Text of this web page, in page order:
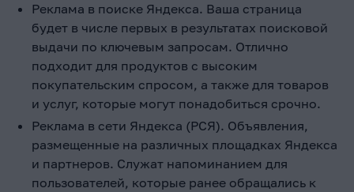
Реклама в поиске Яндекса. Ваша страница
будет в числе первых в результатах поисковой
выдачи по ключевым запросам. Отлично
подходит для продуктов с высоким
покупательским спросом, а также для товаров
и услуг, которые могут понадобиться срочно.
Реклама в сети Яндекса (РСЯ). Объявления,
размещенные на различных площадках Яндекса
и партнеров. Служат напоминанием для
пользователей, которые ранее обращались к